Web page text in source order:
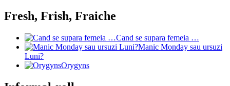
Fresh, Frish, Fraiche
Cand se supara femeia …
Manic Monday sau ursuzi
Luni?
Orygyns